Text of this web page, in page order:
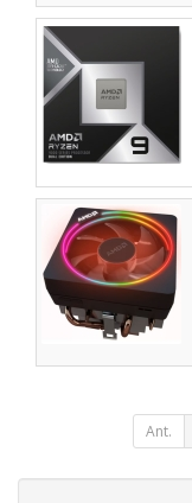
Ant.